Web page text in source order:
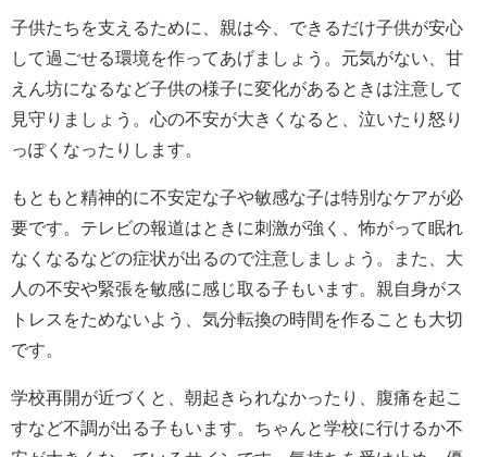
子供たちを支えるために、親は今、できるだけ子供が安心
して過ごせる環境を作ってあげましょう。元気がない、甘
えん坊になるなど子供の様子に変化があるときは注意して
見守りましょう。心の不安が大きくなると、泣いたり怒り
っぽくなったりします。
もともと精神的に不安定な子や敏感な子は特別なケアが必
要です。テレビの報道はときに刺激が強く、怖がって眠れ
なくなるなどの症状が出るので注意しましょう。また、大
人の不安や緊張を敏感に感じ取る子もいます。親自身がス
トレスをためないよう、気分転換の時間を作ることも大切
です。
学校再開が近づくと、朝起きられなかったり、腹痛を起こ
すなど不調が出る子もいます。ちゃんと学校に行けるか不